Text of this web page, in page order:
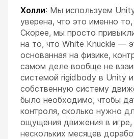
Холли: Мы используем
уверена, что это именно
Скорее, мы просто
на то, что White Knuckle —
основанная на физике,
самом деле вообще не
системой rigidbody в Unity
собственную систему
было необходимо, чтобы
контроля, сколько нужно
ощущения движения в игре,
нескольких месяцев